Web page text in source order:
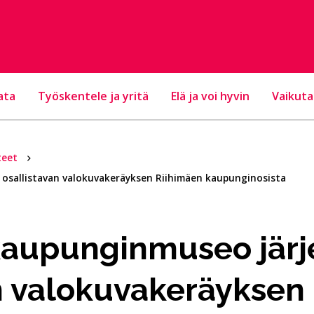
Työskentele ja yritä Elä ja voi hyvin
valokuvakeräyksen Riihimäen kaupunginosista